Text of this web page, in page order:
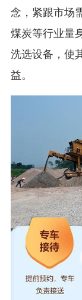
念，紧跟市场
煤炭等行业量
洗选设备，使
益。